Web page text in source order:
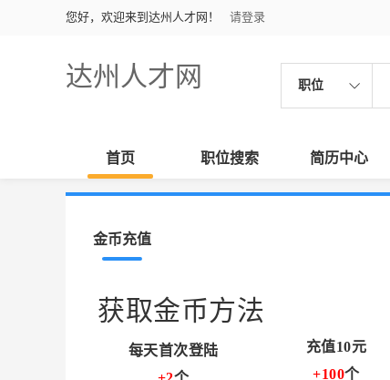
您好，欢迎来到达州人才网！ 请登录
达州人才网 职位
首页 职位搜索 简历中心
金币充值
获取金币方法
每天首次登陆
充值10元
+100个